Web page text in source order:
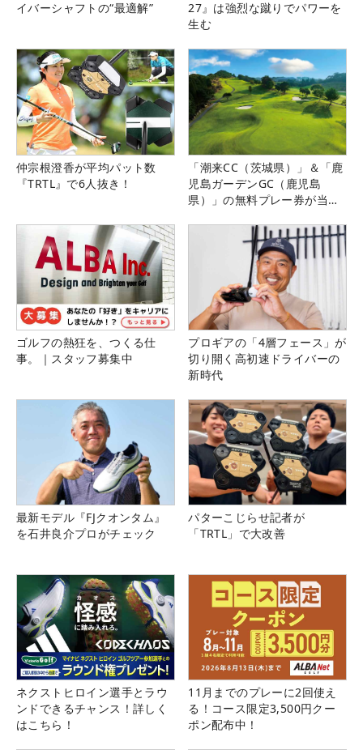
イバーシャフトの“最適解”
27』は強烈な蹴りでパワーを
生む
仲宗根澄香が平均パット数
『TRTL』で6人抜き！
「潮来CC（茨城県）」＆「鹿
児島ガーデンGC（鹿児島
県）」の無料プレー券が当た
ゴルフの熱狂を、つくる仕
事。｜スタッフ募集中
プロギアの「4層フェース」が
切り開く高初速ドライバーの
新時代
最新モデル『FJクオンタム』
を石井良介プロがチェック
パターこじらせ記者が
「TRTL」で大改善
ネクストヒロイン選手とラウ
ンドできるチャンス！詳しく
はこちら！
11月までのプレーに2回使え
る！コース限定3,500円クー
ポン配布中！